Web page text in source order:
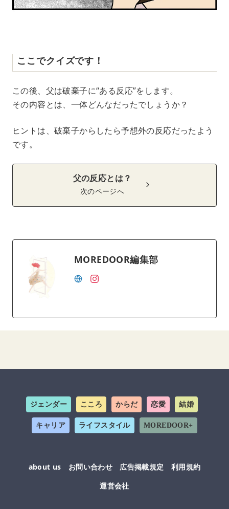
ここでクイズです！
この後、父は破棄子に“ある反応”をします。
その内容とは、一体どんなだったでしょうか？
ヒントは、破棄子からしたら予想外の反応だったよう
です。
父の反応とは？
次のページへ
MOREDOOR編集部
ジェンダー こころ からだ 恋愛 結婚
キャリア ライフスタイル MOREDOOR+
about us お問い合わせ 広告掲載規定
利用規約
運営会社